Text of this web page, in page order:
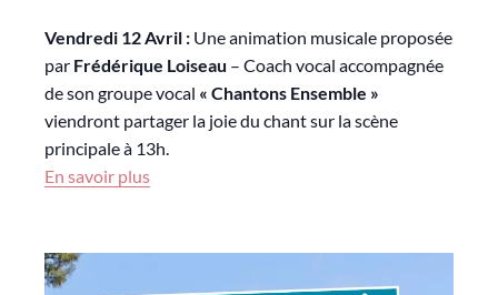
Vendredi 12 Avril : Une animation musicale proposée
par Frédérique Loiseau – Coach vocal accompagnée
de son groupe vocal « Chantons Ensemble »
viendront partager la joie du chant sur la scène
principale à 13h.
En savoir plus